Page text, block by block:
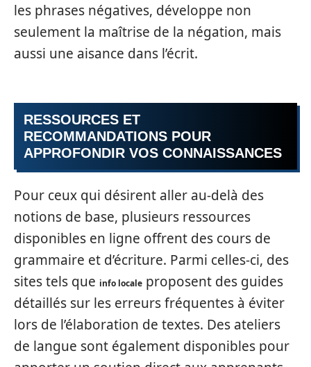
les phrases négatives, développe non
seulement la maîtrise de la négation, mais
aussi une aisance dans l’écrit.
RESSOURCES ET
RECOMMANDATIONS POUR
APPROFONDIR VOS CONNAISSANCES
Pour ceux qui désirent aller au-delà des
notions de base, plusieurs ressources
disponibles en ligne offrent des cours de
grammaire et d’écriture. Parmi celles-ci, des
sites tels que info locale proposent des guides
détaillés sur les erreurs fréquentes à éviter
lors de l’élaboration de textes. Des ateliers
de langue sont également disponibles pour